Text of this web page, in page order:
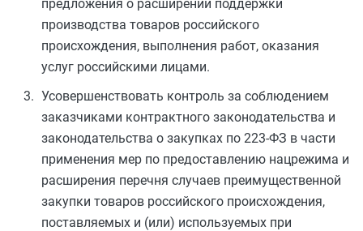
предложения о расширении поддержки
производства товаров российского
происхождения, выполнения работ, оказания
услуг российскими лицами.
Усовершенствовать контроль за соблюдением
заказчиками контрактного законодательства и
законодательства о закупках по 223-ФЗ в части
применения мер по предоставлению нацрежима и
расширения перечня случаев преимущественной
закупки товаров российского происхождения,
поставляемых и (или) используемых при